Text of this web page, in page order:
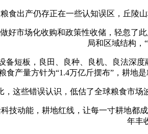
出产仍存正在一些认知误区，丘陵山
市场化收购和政策性收储，轻忽了
局和区域结构，
板，良田、良种、良机、良法深度
食产量方针为“1.4万亿斤摆布”，耕地
些错误认识，低估了全球粮食市场
动能，耕地红线，让每一寸耕地都成
年丰